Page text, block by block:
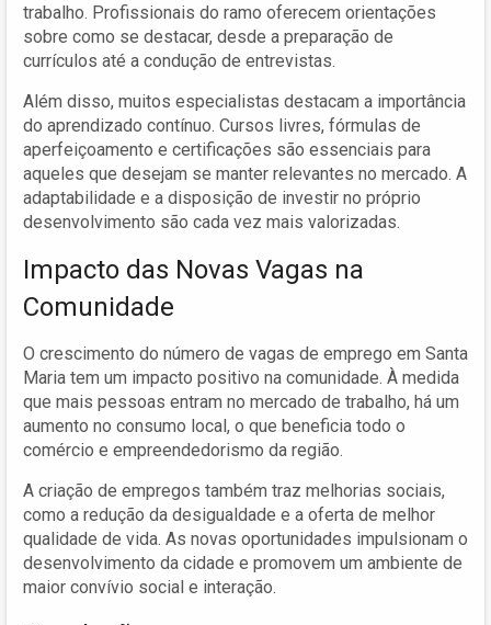
trabalho. Profissionais do ramo oferecem orientações
sobre como se destacar, desde a preparação de
currículos até a condução de entrevistas.
Além disso, muitos especialistas destacam a importância
do aprendizado contínuo. Cursos livres, fórmulas de
aperfeiçoamento e certificações são essenciais para
aqueles que desejam se manter relevantes no mercado. A
adaptabilidade e a disposição de investir no próprio
desenvolvimento são cada vez mais valorizadas.
Impacto das Novas Vagas na
Comunidade
O crescimento do número de vagas de emprego em Santa
Maria tem um impacto positivo na comunidade. À medida
que mais pessoas entram no mercado de trabalho, há um
aumento no consumo local, o que beneficia todo o
comércio e empreendedorismo da região.
A criação de empregos também traz melhorias sociais,
como a redução da desigualdade e a oferta de melhor
qualidade de vida. As novas oportunidades impulsionam o
desenvolvimento da cidade e promovem um ambiente de
maior convívio social e interação.